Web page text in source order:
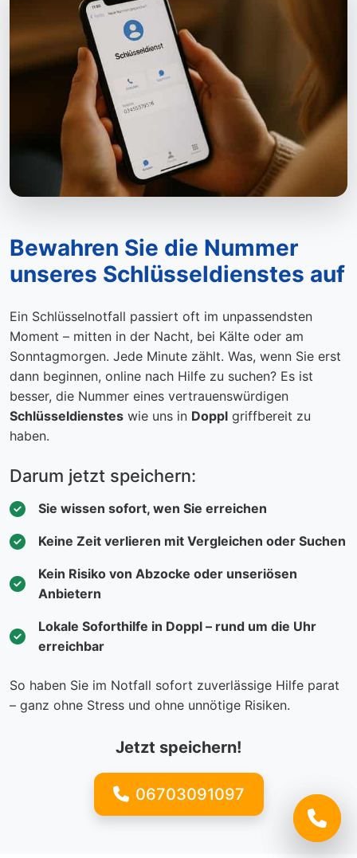
Bewahren Sie die Nummer
unseres Schlüsseldienstes auf
Ein Schlüsselnotfall passiert oft im unpassendsten
Moment – mitten in der Nacht, bei Kälte oder am
Sonntagmorgen. Jede Minute zählt. Was, wenn Sie erst
dann beginnen, online nach Hilfe zu suchen? Es ist
besser, die Nummer eines vertrauenswürdigen
Schlüsseldienstes wie uns in Doppl griffbereit zu
haben.
Darum jetzt speichern:
Sie wissen sofort, wen Sie erreichen
Keine Zeit verlieren mit Vergleichen oder Suchen
Kein Risiko von Abzocke oder unseriösen
Anbietern
Lokale Soforthilfe in Doppl – rund um die Uhr
erreichbar
So haben Sie im Notfall sofort zuverlässige Hilfe parat
– ganz ohne Stress und ohne unnötige Risiken.
Jetzt speichern!
06703091097